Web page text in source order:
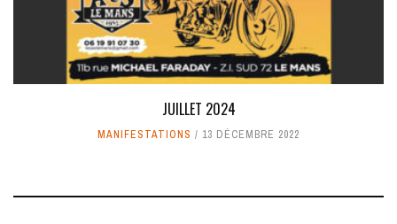
JUILLET 2024
MANIFESTATIONS 13 DÉCEMBRE 2022